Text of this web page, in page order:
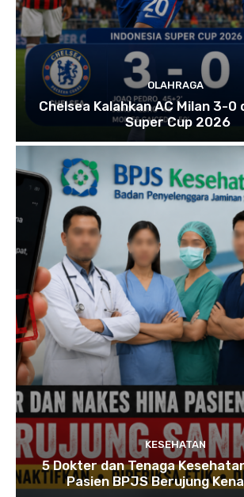
OLAHRAGA
Chelsea Kalahkan AC Milan 3-0
Super Cup 2026
KESEHATAN
5 Dokter dan Tenaga
Pasien BPJS Berujung